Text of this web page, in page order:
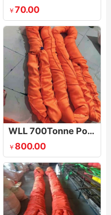
￥ 70.00
WLL 700Tonne Polyester Round Sling
￥ 800.00